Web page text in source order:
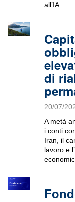
all’IA.
di
20/07/
A metà
i conti
Iran, il
lavoro e